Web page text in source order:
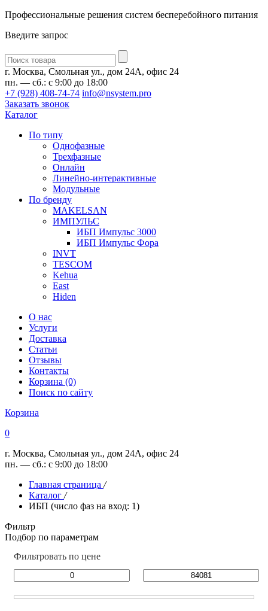
Профессиональные решения систем бесперебойного питания
Введите запрос
Введите
запрос
г. Москва, Смольная ул., дом 24А, офис 24
пн. — сб.: с 9:00 до 18:00
+7 (928) 408-74-74 info@nsystem.pro
Заказать звонок
Каталог
По типу
Однофазные
Трехфазные
Онлайн
Линейно-интерактивные
Модульные
По бренду
MAKELSAN
ИМПУЛЬС
ИБП Импульс 3000
ИБП Импульс Фора
INVT
TESCOM
Kehua
East
Hiden
О нас
Услуги
Доставка
Статьи
Отзывы
Контакты
Корзина (0)
Поиск по сайту
Корзина
0
г. Москва, Смольная ул., дом 24А, офис 24
пн. — сб.: с 9:00 до 18:00
Главная страница /
Каталог /
ИБП (число фаз на вход: 1)
Фильтр
Подбор по параметрам
Фильтровать по цене